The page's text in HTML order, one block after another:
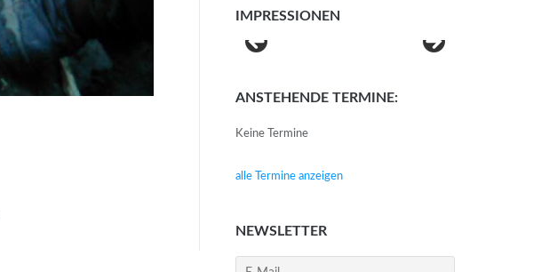
IMPRESSIONEN
ANSTEHENDE TERMINE:
Keine Termine
alle Termine anzeigen
NEWSLETTER